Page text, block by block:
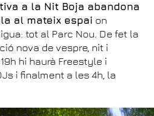
a la Nit Boja abandona
al mateix espai on
tot al Parc Nou. De fet la
nova de vespre, nit i
hi haurà Freestyle i
i finalment a les 4h, la